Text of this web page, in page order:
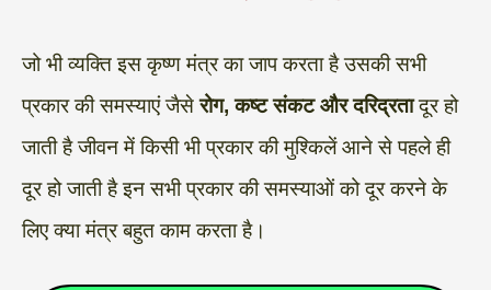
जो भी व्यक्ति इस कृष्ण मंत्र का जाप करता है उसकी सभी
प्रकार की समस्याएं जैसेरोग, कष्ट संकट और दरिद्रतादूर हो
जाती है जीवन में किसी भी प्रकार की मुश्किलें आने से पहले ही
दूर हो जाती है इन सभी प्रकार की समस्याओं को दूर करने के
लिए क्या मंत्र बहुत काम करता है।